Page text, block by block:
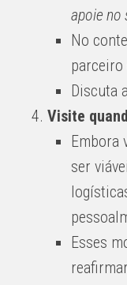
apoie no
No
parceiro
Discuta
Visite
Embora
ser
Esses